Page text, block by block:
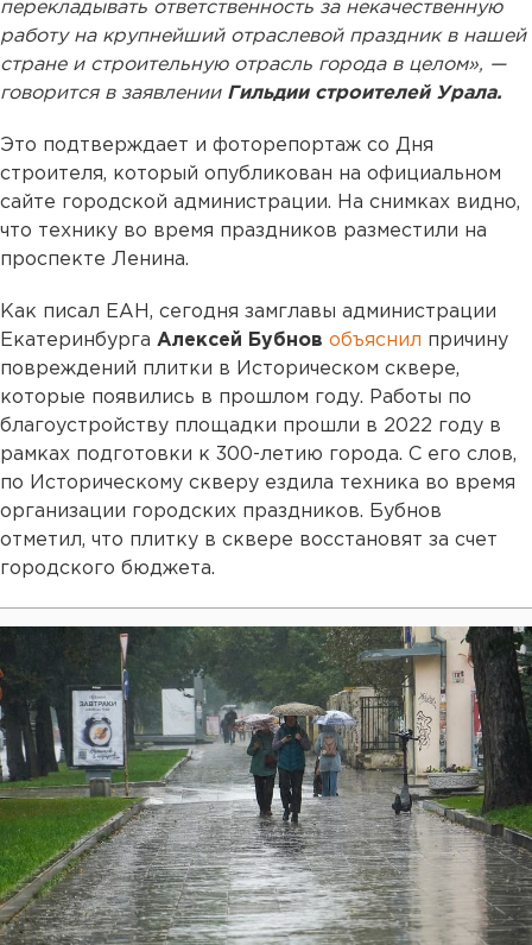
перекладывать ответственность за некачественную
работу на крупнейший отраслевой праздник в нашей
стране и строительную отрасль города в целом», —
говорится в заявлении Гильдии строителей Урала.
Это подтверждает и фоторепортаж со Дня
строителя, который опубликован на официальном
сайте городской администрации. На снимках видно,
что технику во время праздников разместили на
проспекте Ленина.
Как писал ЕАН, сегодня замглавы администрации
Екатеринбурга Алексей Бубнов объяснил причину
повреждений плитки в Историческом сквере,
которые появились в прошлом году. Работы по
благоустройству площадки прошли в 2022 году в
рамках подготовки к 300-летию города. С его слов,
по Историческому скверу ездила техника во время
организации городских праздников. Бубнов
отметил, что плитку в сквере восстановят за счет
городского бюджета.